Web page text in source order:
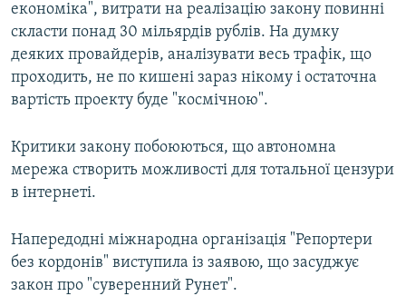
економіка", витрати на реалізацію закону повинні
скласти понад 30 мільярдів рублів. На думку
деяких провайдерів, аналізувати весь трафік, що
проходить, не по кишені зараз нікому і остаточна
вартість проекту буде "космічною".
Критики закону побоюються, що автономна
мережа створить можливості для тотальної цензури
в інтернеті.
Напередодні міжнародна організація "Репортери
без кордонів" виступила із заявою, що засуджує
закон про "суверенний Рунет".